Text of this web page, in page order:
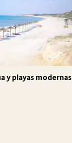
y playas modernas